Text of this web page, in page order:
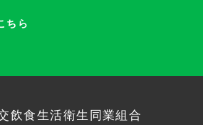
ちら
飲食生活衛生同業組合